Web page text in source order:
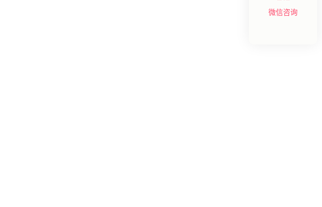
微信咨询